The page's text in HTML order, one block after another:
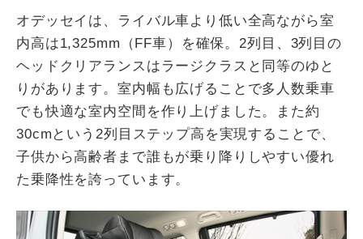
オデッセイは、ライバル車より低い全高ながら室
内高は1,325mm（FF車）を確保。2列目、3列目の
ヘッドクリアランスはラージクラスと同等のゆと
りがあります。室内幅も広げることで多人数乗車
でも快適な室内空間を作り上げました。また約
30cmという2列目ステップ高を実現することで、
子供から高齢者まで誰もが乗り降りしやすい優れ
た乗降性を誇っています。